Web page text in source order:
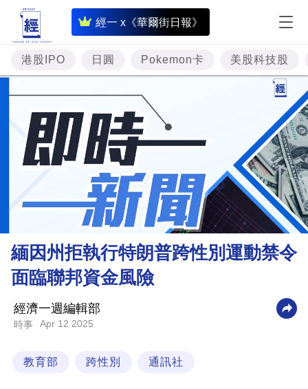
經一 x《華爾街日報》
即
時
財
經
專
題
投
資
樓
市
財
商
業
科
港股IPO 日圓 Pokemon卡 美股科技股
緬因州拒執行特朗普跨性別運動禁令
面臨聯邦資金風險
經濟一週編輯部
時事 Apr 12 2025
教育部 跨性別 通訊社